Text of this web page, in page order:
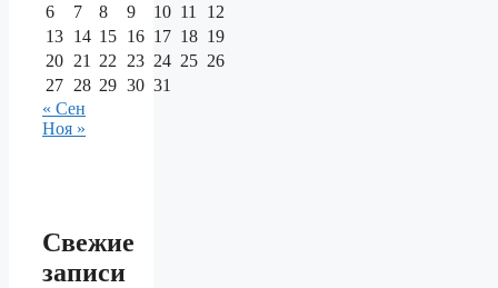
6
7 8 9 10 11
12
13 14 15 16 17 18 19
20 21 22 23 24 25 26
27 28 29 30 31
« Сен
Ноя »
Свежие
записи